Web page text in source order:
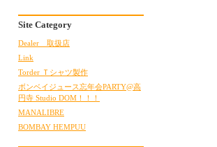
Site Category
Dealer 取扱店
Link
Torder Ｔシャツ製作
ボンベイジュース忘年会PARTY@高
円寺 Studio DOM！！！
MANALIBRE
BOMBAY HEMPUU